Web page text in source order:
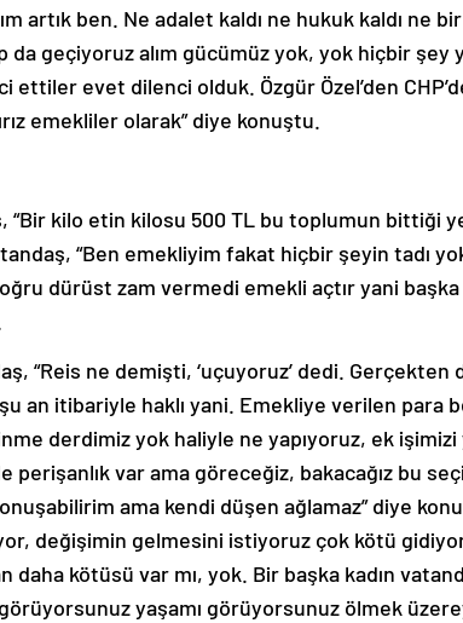
artık ben. Ne adalet kaldı ne hukuk kaldı ne
da geçiyoruz alım gücümüz yok, yok hiçbir şey
ettiler evet dilenci olduk. Özgür Özel’den
emekliler olarak” diye konuştu.
“Bir kilo etin kilosu 500 TL bu toplumun bittiği
“Ben emekliyim fakat hiçbir şeyin tadı
dürüst zam vermedi emekli açtır yani
“Reis ne demişti, ‘uçuyoruz’ dedi. Gerçekten
an itibariyle haklı yani. Emekliye verilen para
derdimiz yok haliyle ne yapıyoruz, ek işimizi
perişanlık var ama göreceğiz, bakacağız bu
ama kendi düşen ağlamaz” diye
değişimin gelmesini istiyoruz çok kötü
daha kötüsü var mı, yok. Bir başka kadın
yaşamı görüyorsunuz ölmek